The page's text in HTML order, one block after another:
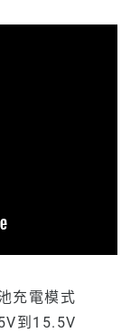
充電模式
到15.5V